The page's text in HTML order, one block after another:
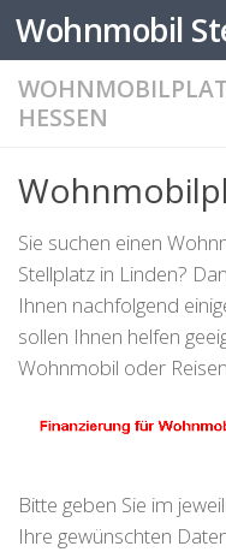
Zum Inhalt
HESSEN
Sie suchen einen
Stellplatz in Linden?
Ihnen nachfolgend
sollen Ihnen helfen
Wohnmobil oder
Bitte geben Sie im
Ihre gewünschten